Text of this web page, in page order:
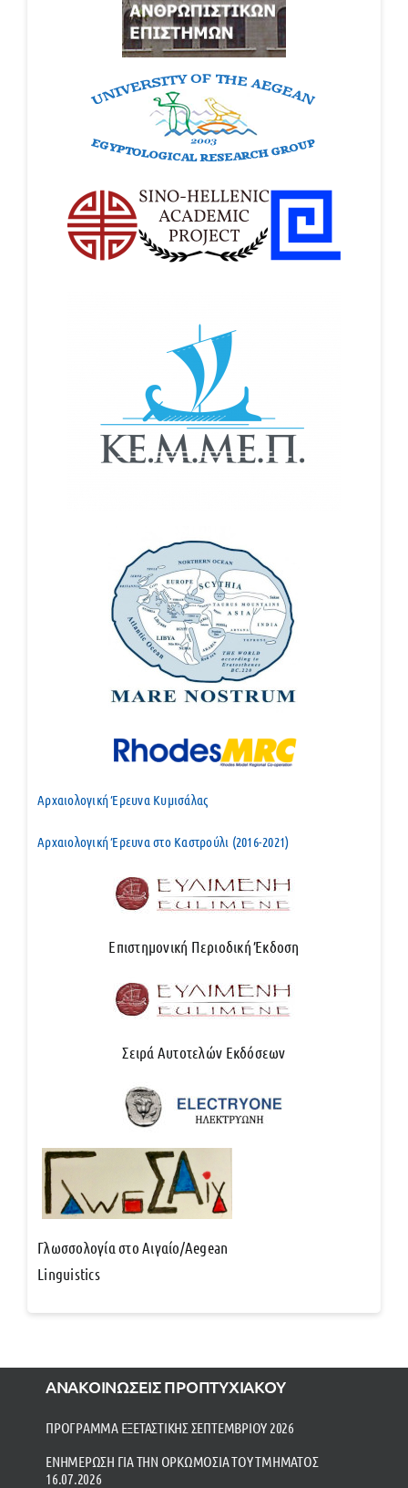
Αρχαιολογική Έρευνα Κυμισάλας
Αρχαιολογική Έρευνα στο Καστρούλι (2016-2021)
Επιστημονική Περιοδική Έκδοση
Σειρά Αυτοτελών Εκδόσεων
Γλωσσολογία στο Αιγαίο/Aegean
Linguistics
ΑΝΑΚΟΙΝΩΣΕΙΣ ΠΡΟΠΤΥΧΙΑΚΟΥ
ΠΡΟΓΡΑΜΜΑ ΕΞΕΤΑΣΤΙΚΗΣ ΣΕΠΤΕΜΒΡΙΟΥ 2026
ΕΝΗΜΕΡΩΣΗ ΓΙΑ ΤΗΝ ΟΡΚΩΜΟΣΙΑ ΤΟΥ ΤΜΗΜΑΤΟΣ
16.07.2026